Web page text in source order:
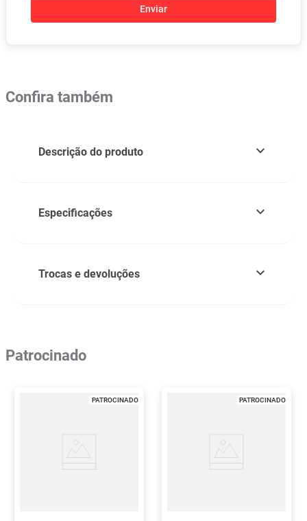
Enviar
Confira também
Descrição do produto
Especificações
Trocas e devoluções
Patrocinado
PATROCINADO PATROCINADO